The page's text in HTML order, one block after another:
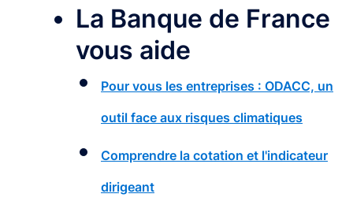
La Banque de France
vous aide
Pour vous les entreprises : ODACC, un
outil face aux risques climatiques
Comprendre la cotation et l'indicateur
dirigeant